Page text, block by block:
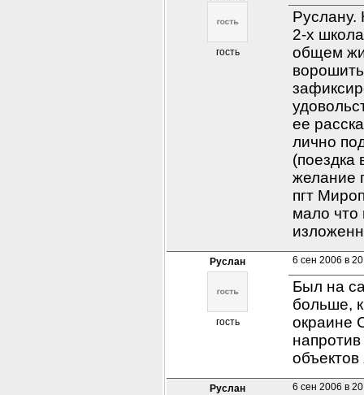
гость
Руслану.
2-х
общем
ее
лично
(поездка
желание
пгт
мало что
Руслан
гость
6 сен 2006 в
Был на
больше,
окраине
Руслан 6 сен 2006 в